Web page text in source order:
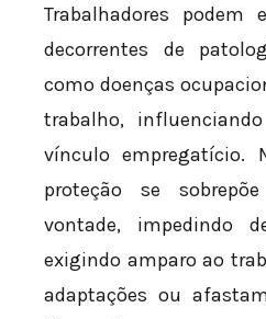
Trabalhadores podem
decorrentes de
como doenças
trabalho,
vínculo empregatício.
proteção se
vontade, impedindo
exigindo amparo ao
adaptações ou